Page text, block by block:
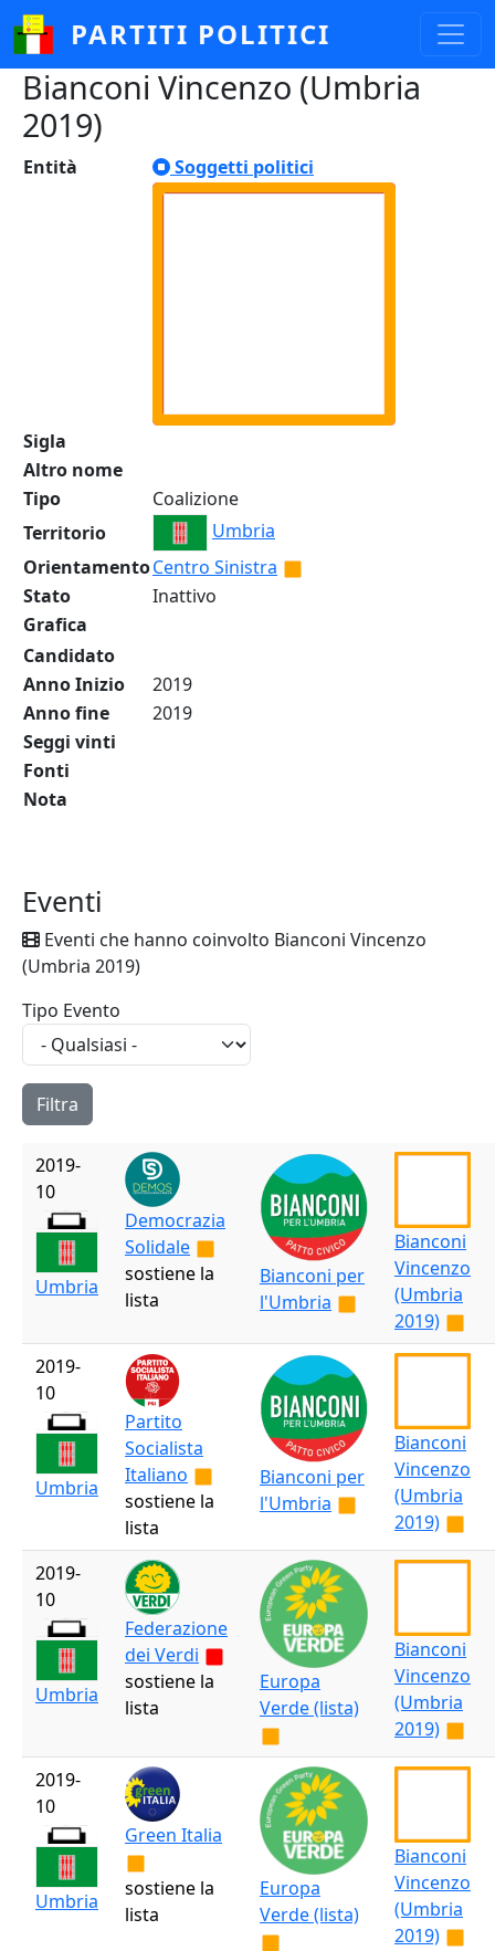
Salta al contenuto principale
PARTITI POLITICI
Bianconi Vincenzo (Umbria
2019)
Entità Soggetti politici
Sigla
Altro nome
Tipo
Coalizione
Territorio
Umbria
OrientamentoCentro Sinistra
Stato
Inattivo
Grafica
Candidato
Anno Inizio
2019
Anno fine
2019
Seggi vinti
Fonti
Nota
Eventi
Eventi che hanno coinvolto Bianconi Vincenzo
(Umbria 2019)
Tipo Evento
2019-
10
Umbria
Democrazia
Solidale
sostiene la
lista
Bianconi per
l'Umbria
Bianconi
Vincenzo
(Umbria
2019)
2019-
10
Umbria
Partito
Socialista
Italiano
sostiene la
lista
Bianconi per
l'Umbria
Bianconi
Vincenzo
(Umbria
2019)
2019-
10
Umbria
Federazione
dei Verdi
sostiene la
lista
Europa
Verde (lista)
Bianconi
Vincenzo
(Umbria
2019)
2019-
10
Umbria
Green Italia
sostiene la
lista
Europa
Verde (lista)
Bianconi
Vincenzo
(Umbria
2019)